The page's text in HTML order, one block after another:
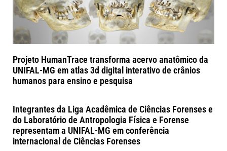
Projeto HumanTrace transforma acervo anatômico da
UNIFAL-MG em atlas 3d digital interativo de crânios
humanos para ensino e pesquisa
Integrantes da Liga Acadêmica de Ciências Forenses e
do Laboratório de Antropologia Física e Forense
representam a UNIFAL-MG em conferência
internacional de Ciências Forenses